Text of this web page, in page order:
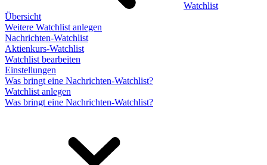
Watchlist
Übersicht
Weitere Watchlist anlegen
Nachrichten-Watchlist
Aktienkurs-Watchlist
Watchlist bearbeiten
Einstellungen
Was bringt eine Nachrichten-Watchlist?
Watchlist anlegen
Was bringt eine Nachrichten-Watchlist?